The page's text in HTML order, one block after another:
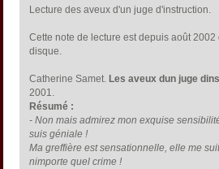
Lecture des aveux d'un juge d'instruction.
Cette note de lecture est depuis août
disque.
Catherine Samet. Les aveux dun juge
2001.
Résumé :
- Non mais admirez mon exquise
suis géniale !
Ma greffière est sensationnelle, elle me
nimporte quel crime !